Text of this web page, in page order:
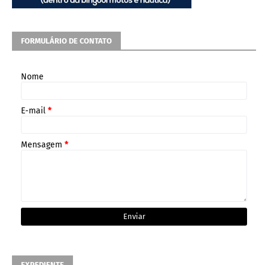
FORMULÁRIO DE CONTATO
Nome
E-mail *
Mensagem *